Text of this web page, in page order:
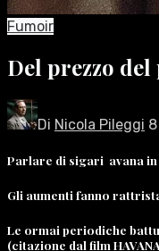
Fumoir
Del prezzo del
Di Nicola Pileggi
Parlare di sigari avana
Gli aumenti fanno
Le ormai periodiche
(citazione dal film